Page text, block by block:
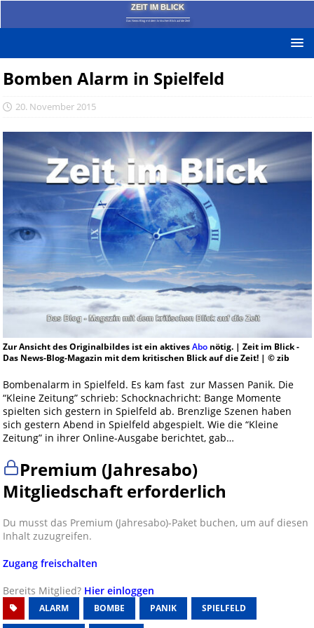
ZEIT IM BLICK
Das News-Blog mit dem kritischen Blick auf die Zeit!
Bomben Alarm in Spielfeld
20. November 2015
Zur Ansicht des Originalbildes ist ein aktivesAbonötig. | Zeit im Blick -
Das News-Blog-Magazin mit dem kritischen Blick auf die Zeit! | © zib
Bombenalarm in Spielfeld. Es kam fast zur Massen Panik. Die
“Kleine Zeitung” schrieb: Schocknachricht: Bange Momente
spielten sich gestern in Spielfeld ab. Brenzlige Szenen haben
sich gestern Abend in Spielfeld abgespielt. Wie die “Kleine
Zeitung” in ihrer Online-Ausgabe berichtet, gab…
Premium (Jahresabo)
Mitgliedschaft erforderlich
Du musst das Premium (Jahresabo)-Paket buchen, um auf diesen
Inhalt zuzugreifen.
Zugang freischalten
Bereits Mitglied? Hier einloggen
ALARM BOMBE PANIK SPIELFELD